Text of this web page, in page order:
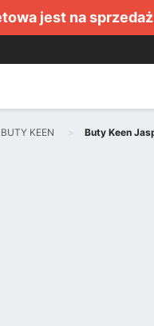
jest na
BUTY KEEN Buty Keen